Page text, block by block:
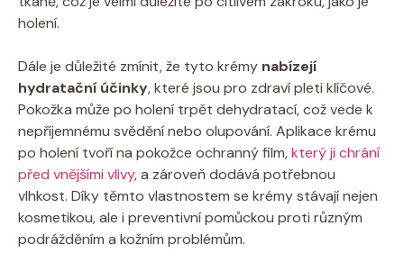
holení.
Dále je důležité zmínit, že tyto krémy nabízejí
hydratační účinky, které jsou pro zdraví pleti klíčové.
Pokožka může po holení trpět dehydratací, což vede k
nepříjemnému svědění nebo olupování. Aplikace krému
po holení tvoří na pokožce ochranný film,který ji chrání
před vnějšími vlivy, a zároveň dodává potřebnou
vlhkost. Díky těmto vlastnostem se krémy stávají nejen
kosmetikou, ale i preventivní pomůckou proti různým
podrážděním a kožním problémům.